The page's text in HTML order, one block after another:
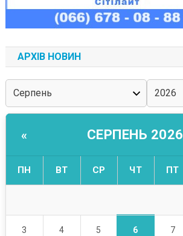
АРХІВ НОВИН
« СЕРПЕНЬ 2026
ПН ВТ СР ЧТ ПТ
3 4 5 6 7